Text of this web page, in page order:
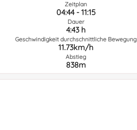
Zeitplan
04:44 - 11:15
Dauer
4:43 h
Geschwindigkeit durchschnittliche Bewegung
11.73km/h
Abstieg
838m